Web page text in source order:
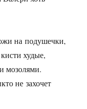
на подушечки,
худые,
мозолями.
не захочет